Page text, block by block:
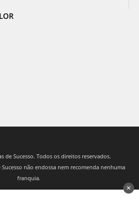
de Sucesso. Todos os direitos reservados.
não endossa nem recomenda nenhuma
franquia.
✕